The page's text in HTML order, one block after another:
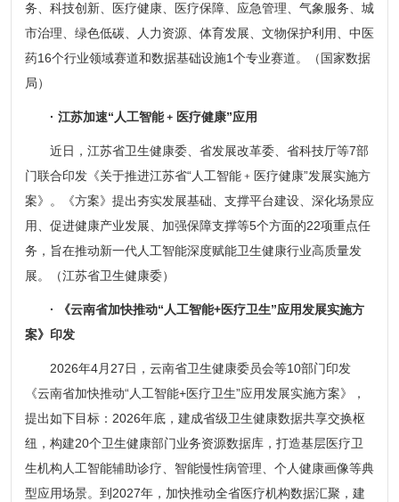
务、科技创新、医疗健康、医疗保障、应急管理、气象服务、城
市治理、绿色低碳、人力资源、体育发展、文物保护利用、中医
药16个行业领域赛道和数据基础设施1个专业赛道。（国家数据
局）
· 江苏加速“人工智能﹢医疗健康”应用
近日，江苏省卫生健康委、省发展改革委、省科技厅等7部
门联合印发《关于推进江苏省“人工智能﹢医疗健康”发展实施方
案》。《方案》提出夯实发展基础、支撑平台建设、深化场景应
用、促进健康产业发展、加强保障支撑等5个方面的22项重点任
务，旨在推动新一代人工智能深度赋能卫生健康行业高质量发
展。（江苏省卫生健康委）
· 《云南省加快推动“人工智能+医疗卫生”应用发展实施方
案》印发
2026年4月27日，云南省卫生健康委员会等10部门印发
《云南省加快推动“人工智能+医疗卫生”应用发展实施方案》，
提出如下目标：2026年底，建成省级卫生健康数据共享交换枢
纽，构建20个卫生健康部门业务资源数据库，打造基层医疗卫
生机构人工智能辅助诊疗、智能慢性病管理、个人健康画像等典
型应用场景。到2027年，加快推动全省医疗机构数据汇聚，建